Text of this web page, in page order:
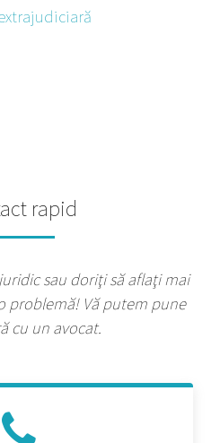
rapid
sau doriţi să aflaţi mai
problemă! Vă putem pune
cu un avocat.